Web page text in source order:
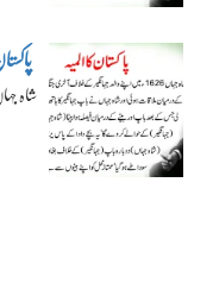
شاہ جہاں 1626ء میں اپنے والد